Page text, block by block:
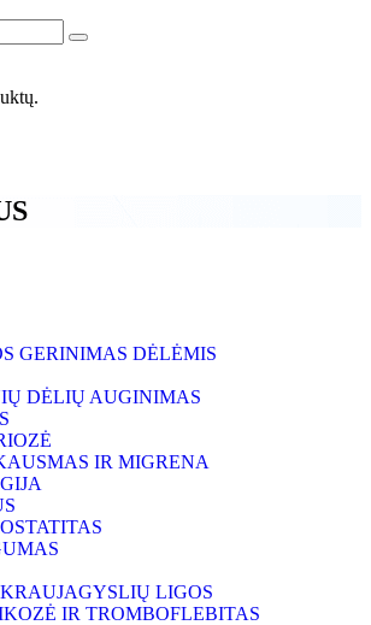
GERINIMAS DĖLĖMIS
DĖLIŲ AUGINIMAS
IR MIGRENA
LIGOS
IR TROMBOFLEBITAS